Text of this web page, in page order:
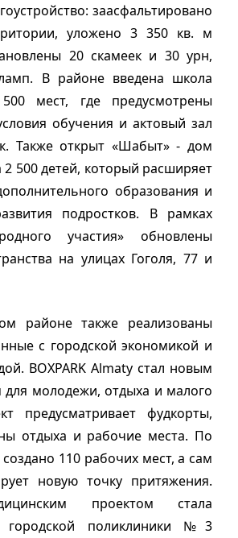
заасфальтировано
уложено 3 350 кв. м
20 скамеек и 30 урн,
В районе введена школа
мест, где предусмотрены
обучения и актовый зал
Также открыт «Шабыт» - дом
500 детей, который расширяет
образования и
подростков. В рамках
участия» обновлены
на улицах Гоголя, 77 и
районе также реализованы
с городской экономикой и
BOXPARK Almaty стал новым
для молодежи, отдыха и малого
предусматривает фудкорты,
отдыха и рабочие места. По
110 рабочих мест, а сам
новую точку притяжения.
проектом стала
городской поликлиники №3